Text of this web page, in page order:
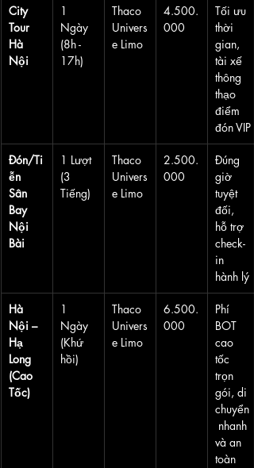
City
Tour
Hà
Nội
1
Ngày
(8h -
17h)
Thaco
Univers
e Limo
4.500.
000
Tối ưu
thời
gian,
tài xế
thông
thạo
điểm
đón VIP
Đón/Ti
ễn
Sân
Bay
Nội
Bài
1 Lượt
(3
Tiếng)
Thaco
Univers
e Limo
2.500.
000
Đúng
giờ
tuyệt
đối,
hỗ trợ
check-
in
hành lý
Hà
Nội –
Hạ
Long
(Cao
Tốc)
1
Ngày
(Khứ
hồi)
Thaco
Univers
e Limo
6.500.
000
Phí
BOT
cao
tốc
trọn
gói, di
chuyển
nhanh
và an
toàn